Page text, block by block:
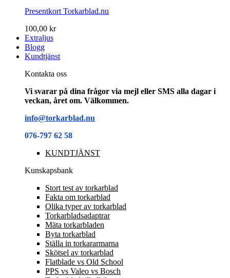
Presentkort Torkarblad.nu
100,00 kr
Extraljus
Blogg
Kundtjänst
Kontakta oss
Vi svarar på dina frågor via mejl eller SMS alla dagar i
veckan, året om. Välkommen.
info@torkarblad.nu
076-797 62 58
KUNDTJÄNST
Kunskapsbank
Stort test av torkarblad
Fakta om torkarblad
Olika typer av torkarblad
Torkarbladsadaptrar
Mäta torkarbladen
Byta torkarblad
Ställa in torkararmarna
Skötsel av torkarblad
Flatblade vs Old School
PPS vs Valeo vs Bosch